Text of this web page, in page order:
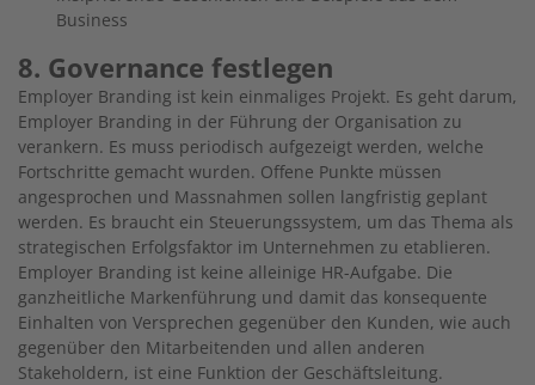
Business
8. Governance festlegen
Employer Branding ist kein einmaliges Projekt. Es geht darum,
Employer Branding in der Führung der Organisation zu
verankern. Es muss periodisch aufgezeigt werden, welche
Fortschritte gemacht wurden. Offene Punkte müssen
angesprochen und Massnahmen sollen langfristig geplant
werden. Es braucht ein Steuerungssystem, um das Thema als
strategischen Erfolgsfaktor im Unternehmen zu etablieren.
Employer Branding ist keine alleinige HR-Aufgabe. Die
ganzheitliche Markenführung und damit das konsequente
Einhalten von Versprechen gegenüber den Kunden, wie auch
gegenüber den Mitarbeitenden und allen anderen
Stakeholdern, ist eine Funktion der Geschäftsleitung.